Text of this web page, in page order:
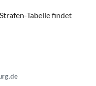
Strafen-Tabellefindet